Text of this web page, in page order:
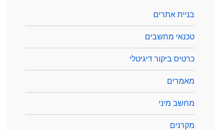
בניית אתרים
טכנאי מחשבים
כרטיס ביקור דיגיטלי
מאמרים
מחשב מיני
מקרנים